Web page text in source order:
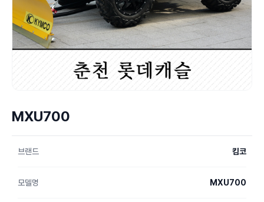
MXU700
브랜드 킴코
모델명 MXU700